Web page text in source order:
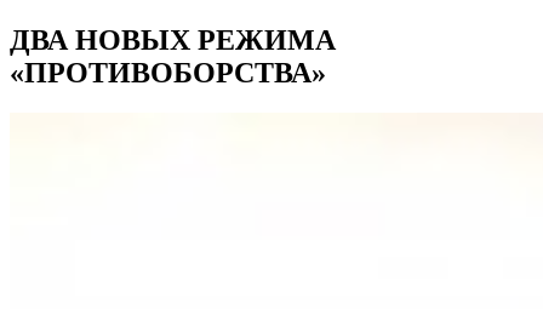
ДВА НОВЫХ РЕЖИМА
«ПРОТИВОБОРСТВА»